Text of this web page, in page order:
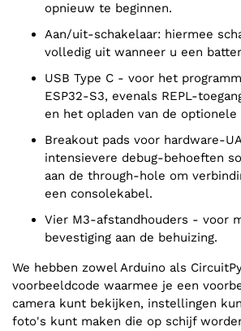
opnieuw te beginnen.
Aan/uit-schakelaar: hiermee schakelt u de stroom
volledig uit wanneer u een
USB Type C - voor het programmeren van de
ESP32-S3, evenals REPL-
en het opladen van de
breakout pads voor hardware-UART: voor
intensievere debug-behoeften
aan de through-hole om
een consolekabel.
Vier M3-afstandhouders - voor montage of
bevestiging aan de behuizing.
We hebben zowel Arduino als
voorbeeldcode waarmee je een
camera kunt bekijken, instellingen
foto's kunt maken die op schijf